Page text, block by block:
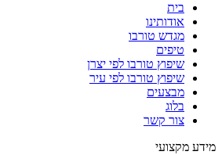
בית
אודותינו
מגדש טורבו
טיפים
שיפוץ טורבו לפי יצרן
שיפוץ טורבו לפי עיר
מבצעים
בלוג
צור קשר
מידע מקצועי